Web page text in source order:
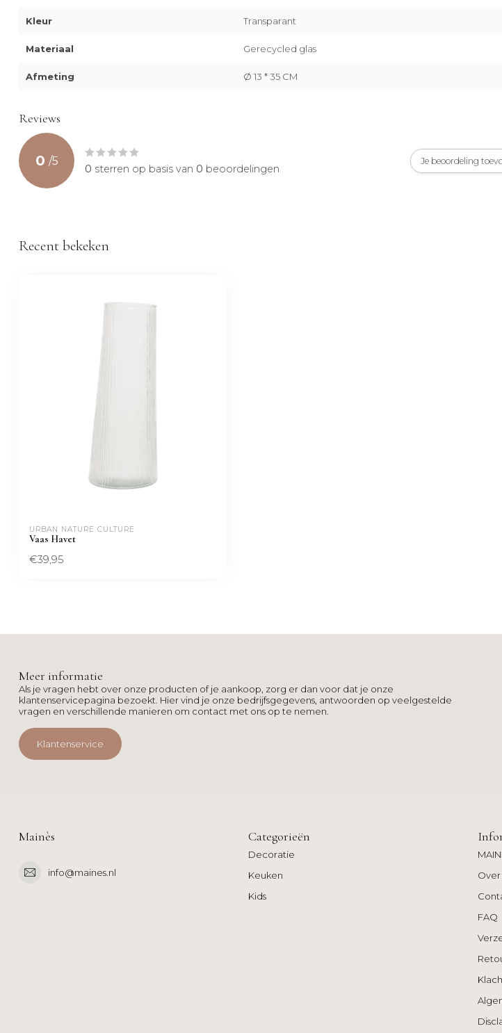
Kleur Transparant
Materiaal Gerecycled glas
Afmeting Ø 13 * 35 CM
Reviews
0 /5
0 sterren op basis van 0 beoordelingen
Je beoordeling
Recent bekeken
URBAN NATURE CULTURE
Vaas Havet
€39,95
Meer informatie
Als je vragen hebt over onze producten of je aankoop, zorg er dan voor dat je onze
klantenservicepagina bezoekt. Hier vind je onze bedrijfsgegevens, antwoorden op veelgestelde
vragen en verschillende manieren om contact met ons op te nemen.
Klantenservice
Mainès
info@maines.nl
Categorieën
Decoratie
Keuken
Kids
Over
FAQ